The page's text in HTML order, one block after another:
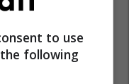
to use
following